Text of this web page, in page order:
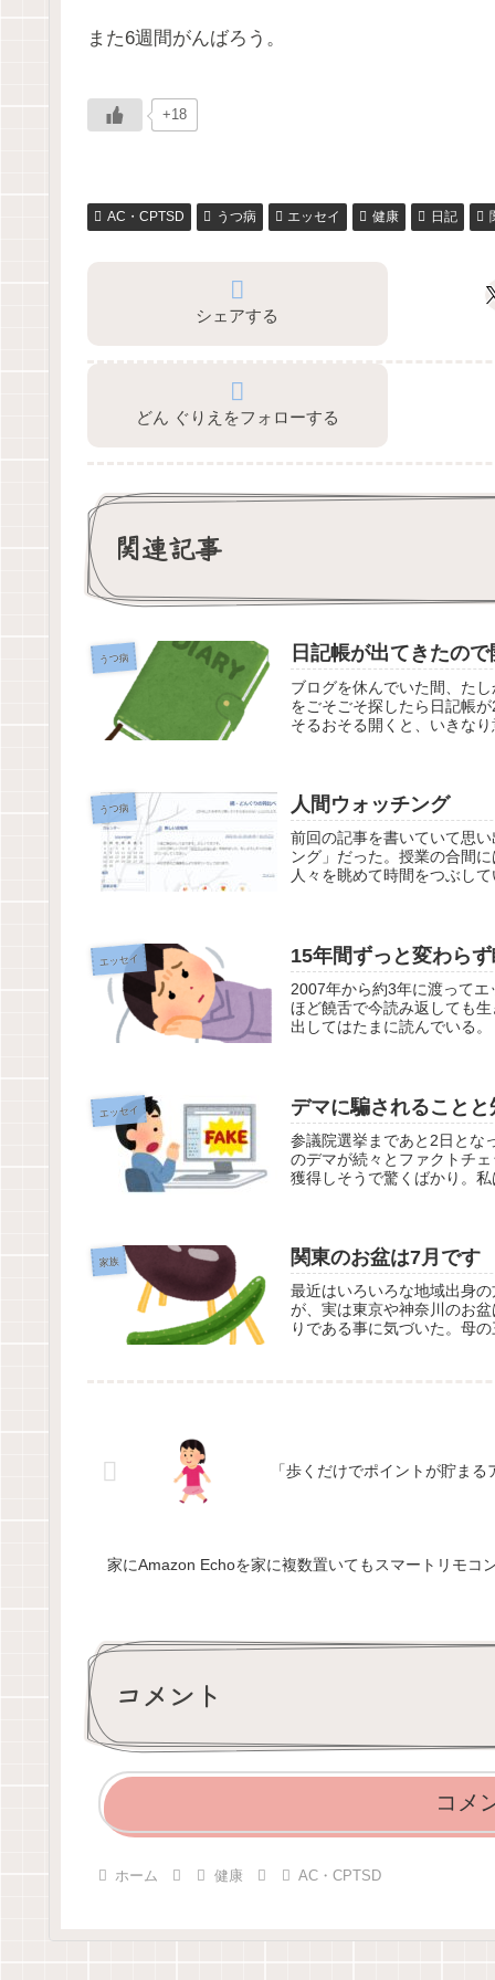
また6週間がんばろう。
+18
AC・CPTSD うつ病 エッセイ 健康 日記
シェアする
どん ぐりえをフォローする
関連記事
うつ病 日記帳が出てきたの
ブログを休んでいた間、た
をごそごそ探したら日記帳
そるおそる開くと、いきな
うつ病 人間ウォッチング
前回の記事を書いていて思
ング」だった。授業の合間
人々を眺めて時間をつぶし
エッセイ 15年間ずっと変わら
2007年から約3年に渡って
ほど饒舌で今読み返しても
出してはたまに読んでいる
エッセイ デマに騙されること
参議院選挙まであと2日とな
のデマが続々とファクトチ
獲得しそうで驚くばかり。
家族 関東のお盆は7月です
最近はいろいろな地域出身
が、実は東京や神奈川のお
りである事に気づいた。母
「歩くだけでポイントが貯ま
家にAmazon Echoを家に複数置いてもスマートリモコ
コメント
コメ
ホーム 健康 AC・CPTSD